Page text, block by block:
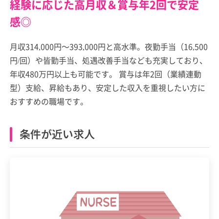
経験に応じた高月収＆賞与年2回で安定
感◎
月収314,000円～393,000円と高水準。夜勤手当（16,500
円/回）や皆勤手当、処遇改善手当なども充実しており、
年収480万円以上も可能です。 賞与は年2回（業績連動
型）支給、昇給もあり、安定した収入を重視したい方に
おすすめの職場です。
条件が近い求人